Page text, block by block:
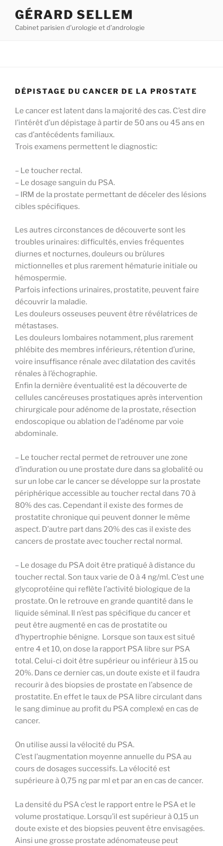
contenu
GÉRARD SELLEM
Cabinet parisien d’urologie et d’andrologie
DÉPISTAGE DU CANCER DE LA PROSTATE
Le cancer est latent dans la majorité des cas. C’est dire
l’intérêt d’un dépistage à partir de 50 ans ou 45 ans en
cas d’antécédents familiaux.
Trois examens permettent le diagnostic:
– Le toucher rectal.
– Le dosage sanguin du PSA.
– IRM de la prostate permettant de déceler des lésions
cibles spécifiques.
Les autres circonstances de découverte sont les
troubles urinaires: difficultés, envies fréquentes
diurnes et nocturnes, douleurs ou brûlures
mictionnelles et plus rarement hématurie initiale ou
hémospermie.
Parfois infections urinaires, prostatite, peuvent faire
découvrir la maladie.
Les douleurs osseuses peuvent être révélatrices de
métastases.
Les douleurs lombaires notamment, plus rarement
phlébite des membres inférieurs, rétention d’urine,
voire insuffisance rénale avec dilatation des cavités
rénales à l’échographie.
Enfin la dernière éventualité est la découverte de
cellules cancéreuses prostatiques après intervention
chirurgicale pour adénome de la prostate, résection
endoscopique ou ablation de l’adénome par voie
abdominale.
– Le toucher rectal permet de retrouver une zone
d’induration ou une prostate dure dans sa globalité ou
sur un lobe car le cancer se développe sur la prostate
périphérique accessible au toucher rectal dans 70 à
80% des cas. Cependant il existe des formes de
prostatite chronique qui peuvent donner le même
aspect. D’autre part dans 20% des cas il existe des
cancers de prostate avec toucher rectal normal.
– Le dosage du PSA doit être pratiqué à distance du
toucher rectal. Son taux varie de 0 à 4 ng/ml. C’est une
glycoprotéine qui reflète l’activité biologique de la
prostate. On le retrouve en grande quantité dans le
liquide séminal. Il n’est pas spécifique du cancer et
peut être augmenté en cas de prostatite ou
d’hypertrophie bénigne. Lorsque son taux est situé
entre 4 et 10, on dose la rapport PSA libre sur PSA
total. Celui-ci doit être supérieur ou inférieur à 15 ou
20%. Dans ce dernier cas, un doute existe et il faudra
recourir à des biopsies de prostate en l’absence de
prostatite. En effet le taux de PSA libre circulant dans
le sang diminue au profit du PSA complexé en cas de
cancer.
On utilise aussi la vélocité du PSA.
C’est l’augmentation moyenne annuelle du PSA au
cours de dosages successifs. La vélocité est
supérieure à 0,75 ng par ml et par an en cas de cancer.
La densité du PSA c’est le rapport entre le PSA et le
volume prostatique. Lorsqu’il est supérieur à 0,15 un
doute existe et des biopsies peuvent être envisagées.
Ainsi une grosse prostate adénomateuse peut